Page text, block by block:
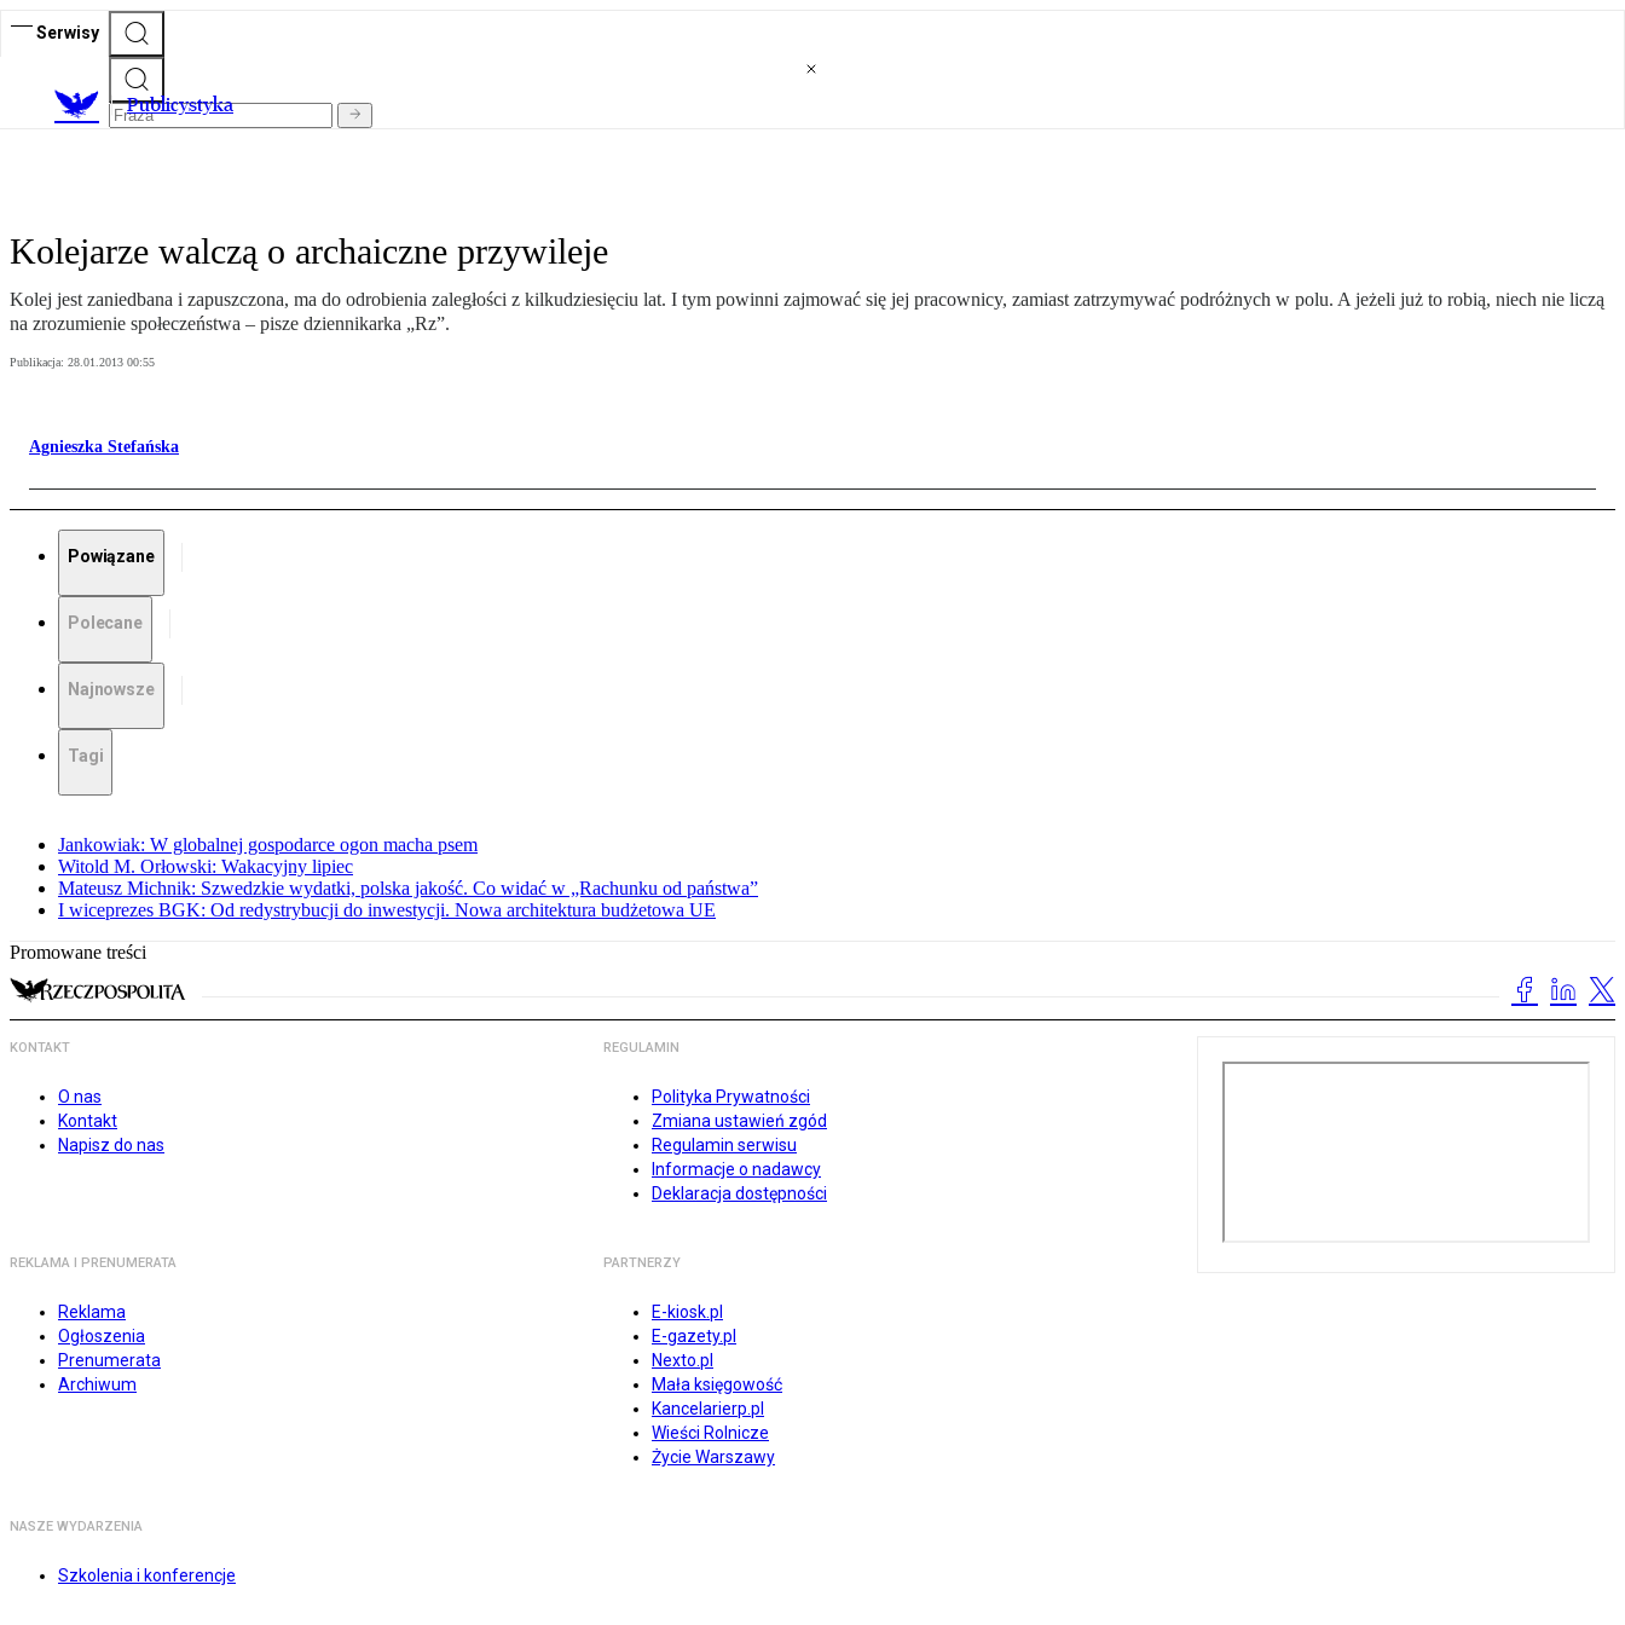
Serwisy
Publicystyka
Kolejarze walczą o archaiczne przywileje
Kolej jest zaniedbana i zapuszczona, ma do odrobienia zaległości z kilkudziesięciu lat. I tym powinni zajmować się jej pracownicy, zamiast zatrzymywać podróżnych w polu. A jeżeli już to robią, niech nie liczą
na zrozumienie społeczeństwa – pisze dziennikarka „Rz”.
Publikacja: 28.01.2013 00:55
Agnieszka Stefańska
Powiązane
Polecane
Najnowsze
Tagi
Jankowiak: W globalnej gospodarce ogon macha psem
Witold M. Orłowski: Wakacyjny lipiec
Mateusz Michnik: Szwedzkie wydatki, polska jakość. Co widać w „Rachunku od państwa”
I wiceprezes BGK: Od redystrybucji do inwestycji. Nowa architektura budżetowa UE
Promowane treści
KONTAKT
O nas
Kontakt
Napisz do nas
REGULAMIN
Polityka Prywatności
Zmiana ustawień zgód
Regulamin serwisu
Informacje o nadawcy
Deklaracja dostępności
REKLAMA I PRENUMERATA
Reklama
Ogłoszenia
Prenumerata
Archiwum
PARTNERZY
E-kiosk.pl
E-gazety.pl
Nexto.pl
Mała księgowość
Kancelarierp.pl
Wieści Rolnicze
Życie Warszawy
NASZE WYDARZENIA
Szkolenia i konferencje